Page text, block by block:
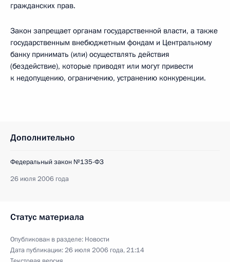
гражданских прав.
Закон запрещает органам государственной власти, а также
государственным внебюджетным фондам и Центральному
банку принимать (или) осуществлять действия
(бездействие), которые приводят или могут привести
к недопущению, ограничению, устранению конкуренции.
Дополнительно
Федеральный закон №135-ФЗ
26 июля 2006 года
Статус материала
Опубликован в разделе: Новости
Дата публикации:26 июля 2006 года, 21:14